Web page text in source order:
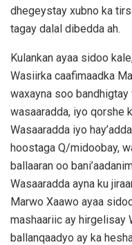
dhegeystay xubno ka
tagay dalal dibedda ah.
Kulankan ayaa sidoo
Wasiirka caafimaadka
waxayna soo
wasaaradda, iyo qorshe
Wasaaradda iyo
hoostaga Q/midoobay,
ballaaran oo
Wasaaradda ayna ku
Marwo Xaawo ayaa
mashaariic ay hirgelisay
ballanqaadyo ay ka